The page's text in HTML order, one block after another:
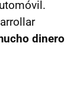
dinero